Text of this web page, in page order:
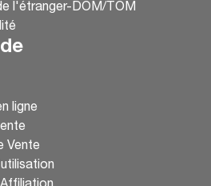
l'étranger-DOM/TOM
ligne
Vente